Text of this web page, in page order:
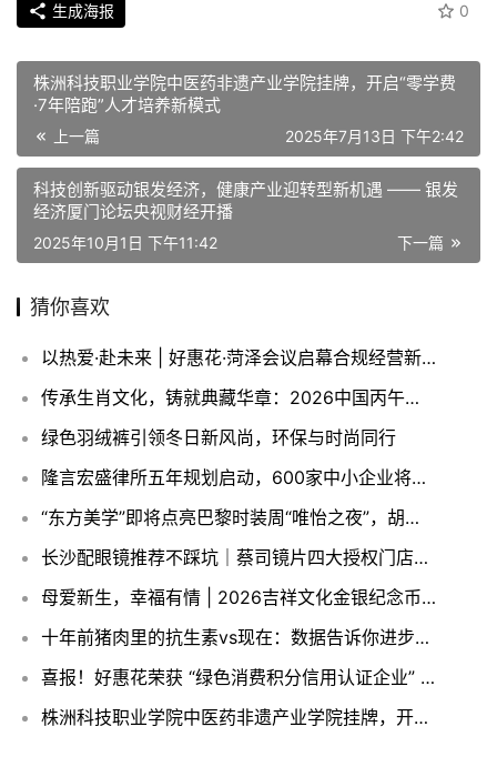
生成海报 0
株洲科技职业学院中医药非遗产业学院挂牌，开启“零学费
·7年陪跑”人才培养新模式
上一篇 2025年7月13日 下午2:42
科技创新驱动银发经济，健康产业迎转型新机遇 —— 银发
经济厦门论坛央视财经开播
下一篇
2025年10月1日 下午11:42
猜你喜欢
以热爱·赴未来 | 好惠花·菏泽会议启幕合规经营新征程！
传承生肖文化，铸就典藏华章：2026中国丙午（马）年贵金属纪念币正式发行
绿色羽绒裤引领冬日新风尚，环保与时尚同行
隆言宏盛律所五年规划启动，600家中小企业将获法律赋能
“东方美学”即将点亮巴黎时装周“唯怡之夜”，胡兵、赵露思助阵
长沙配眼镜推荐不踩坑｜蔡司镜片四大授权门店对比
母爱新生，幸福有情 | 2026吉祥文化金银纪念币今日发行
十年前猪肉里的抗生素vs现在：数据告诉你进步有多大
喜报！好惠花荣获 “绿色消费积分信用认证企业” 资质认证！
株洲科技职业学院中医药非遗产业学院挂牌，开启“零学费·7年陪跑”人才培养新模式